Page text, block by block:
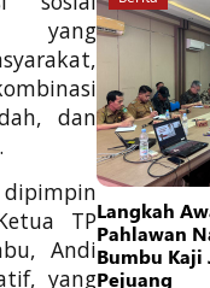
yang
dan
TP
Andi
yang
Langkah
Pahlawan
Bumbu Kaji
Pejuang